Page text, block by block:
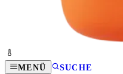
MENÜ SUCHE